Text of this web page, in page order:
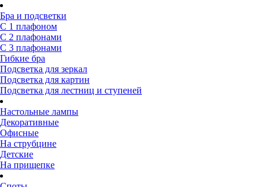
Бра и подсветки
С 1 плафоном
С 2 плафонами
С 3 плафонами
Гибкие бра
Подсветка для зеркал
Подсветка для картин
Подсветка для лестниц и ступеней
Настольные лампы
Декоративные
Офисные
На струбцине
Детские
На прищепке